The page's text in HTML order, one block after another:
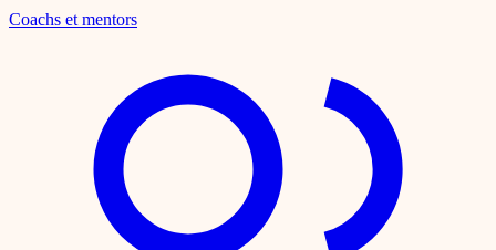
Coachs et mentors